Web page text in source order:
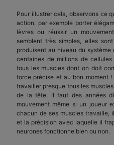
Pour illustrer cela, observons ce
action, par exemple porter
lèvres ou réussir un
semblent très simples, elles
produisent au niveau du
centaines de millions de
tous les muscles dont on doit
force précise et au bon moment
travailler presque tous les
de la tête. Il faut des années
mouvement même si un joueur
chacun de ses muscles travaille,
et la précision avec laquelle il
neurones fonctionne bien ou non.